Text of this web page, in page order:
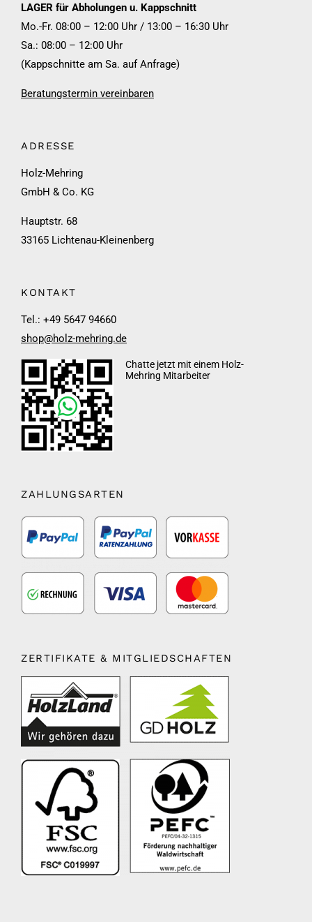
LAGER für Abholungen u. Kappschnitt
Mo.-Fr. 08:00 – 12:00 Uhr / 13:00 – 16:30 Uhr
Sa.: 08:00 – 12:00 Uhr
(Kappschnitte am Sa. auf Anfrage)
Beratungstermin vereinbaren
ADRESSE
Holz-Mehring
GmbH & Co. KG
Hauptstr. 68
33165 Lichtenau-Kleinenberg
KONTAKT
Tel.: +49 5647 94660
shop@holz-mehring.de
Chatte jetzt mit einem Holz-
Mehring Mitarbeiter
ZAHLUNGSARTEN
ZERTIFIKATE & MITGLIEDSCHAFTEN